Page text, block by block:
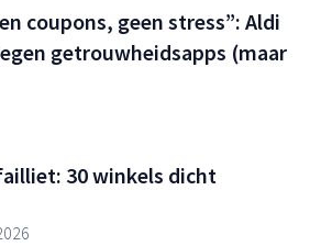
coupons, geen stress”: Aldi
getrouwheidsapps (maar
30 winkels dicht